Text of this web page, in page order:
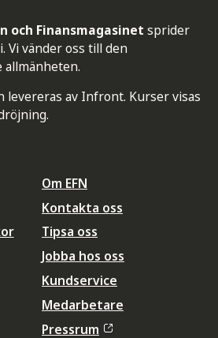
och Finansmagasinet sprider
Vi vänder oss till den
levereras av Infront. Kurser visas
Om EFN
Kontakta oss
Tipsa oss
Jobba hos oss
Kundservice
Medarbetare
Pressrum